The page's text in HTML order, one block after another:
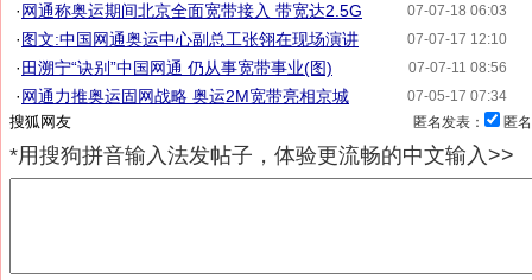
07-07-18 06:03
·网通称奥运期间北京全面宽带接入 带宽达2.5G
07-07-17 12:10
·图文:中国网通奥运中心副总工张翎在现场演讲
07-07-11 08:56
· 田溯宁“诀别”中国网通 仍从事宽带事业(图)
07-05-17 07:34
·网通力推奥运固网战略 奥运2M宽带亮相京城
匿名发表： 匿
*用搜狗拼音输入法发帖子，体验更流畅的中文输入>>